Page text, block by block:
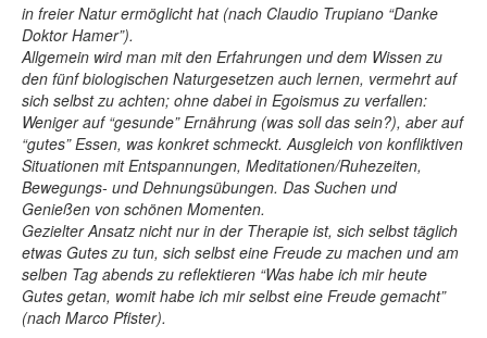
in freier Natur ermöglicht hat (nach Claudio Trupiano “Danke
Doktor Hamer”).
Allgemein wird man mit den Erfahrungen und dem Wissen zu
den fünf biologischen Naturgesetzen auch lernen, vermehrt auf
sich selbst zu achten; ohne dabei in Egoismus zu verfallen:
Weniger auf “gesunde” Ernährung (was soll das sein?), aber auf
“gutes” Essen, was konkret schmeckt. Ausgleich von konfliktiven
Situationen mit Entspannungen, Meditationen/Ruhezeiten,
Bewegungs- und Dehnungsübungen. Das Suchen und
Genießen von schönen Momenten.
Gezielter Ansatz nicht nur in der Therapie ist, sich selbst täglich
etwas Gutes zu tun, sich selbst eine Freude zu machen und am
selben Tag abends zu reflektieren “Was habe ich mir heute
Gutes getan, womit habe ich mir selbst eine Freude gemacht”
(nach Marco Pfister).